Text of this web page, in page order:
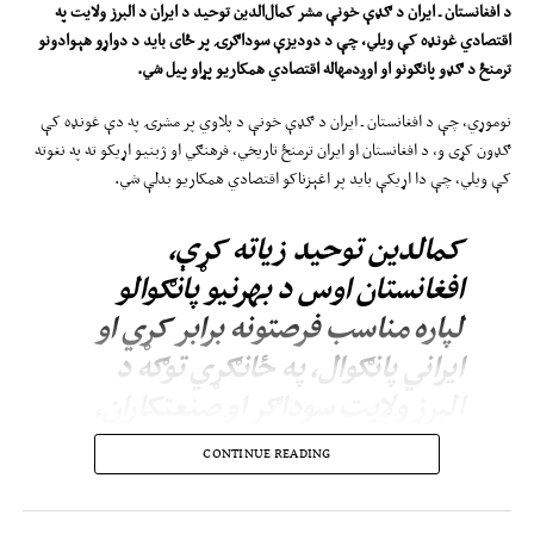
د افغانستان ـ ایران د ګډې خونې مشر کمال‌الدین توحید د ایران د البرز ولایت په
اقتصادي غونډه کې ویلي، چې د دودیزې سوداګرۍ پر ځای باید د دواړو هېوادونو
ترمنځ د ګډو پانګونو او اوږدمهاله اقتصادي همکاریو پړاو پیل شي.
نوموړي، چې د افغانستان ـ ایران د ګډې خونې د پلاوي پر مشرۍ په دې غونډه کې
ګډون کړی و، د افغانستان او ایران ترمنځ تاریخي، فرهنګي او ژبنیو اړیکو ته په نغوته
کې ویلي، چې دا اړیکې باید پر اغېزناکو اقتصادي همکاریو بدلې شي.
کمالدین توحید زیاته کړې،
افغانستان اوس د بهرنیو پانګوالو
لپاره مناسب فرصتونه برابر کړي او
ایراني پانګوال، په ځانګړي توګه د
کولی شي د ګډو پروژو او سترو
اقتصادي طرحو له فرصتونو ګټه
واخلي.
CONTINUE READING